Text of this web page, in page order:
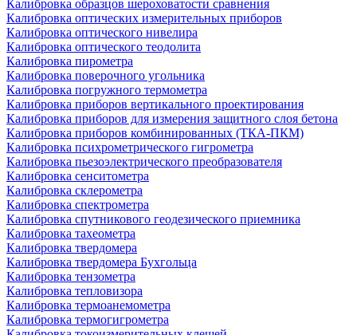
Калибровка образцов шероховатости сравнения
Калибровка оптических измерительных приборов
Калибровка оптического нивелира
Калибровка оптического теодолита
Калибровка пирометра
Калибровка поверочного угольника
Калибровка погружного термометра
Калибровка приборов вертикального проектирования
Калибровка приборов для измерения защитного слоя бетона
Калибровка приборов комбинированных (ТКА-ПКМ)
Калибровка психрометрического гигрометра
Калибровка пьезоэлектрического преобразователя
Калибровка сенситометра
Калибровка склерометра
Калибровка спектрометра
Калибровка спутникового геодезического приемника
Калибровка тахеометра
Калибровка твердомера
Калибровка твердомера Бухгольца
Калибровка тензометра
Калибровка тепловизора
Калибровка термоанемометра
Калибровка термогигрометра